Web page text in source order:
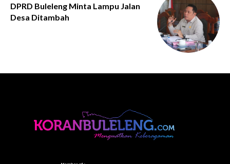
DPRD Buleleng Minta Lampu Jalan
Desa Ditambah